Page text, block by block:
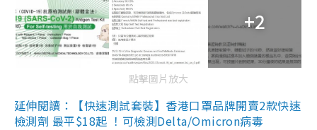
+2
點擊圖片放大
延伸閱讀：【快速測試套裝】香港口罩品牌開賣2款快速
檢測劑 最平$18起 ！可檢測Delta/Omicron病毒